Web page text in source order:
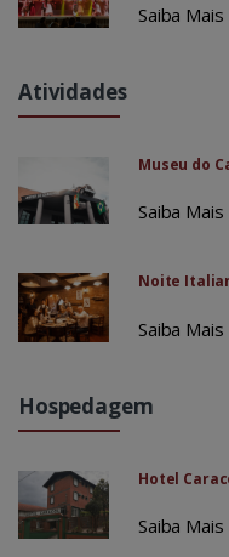
Saiba Mais
Atividades
Museu do
Saiba Mais
Noite
Saiba Mais
Hospedagem
Hotel
Saiba Mais